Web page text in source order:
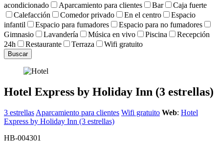
acondicionado
Aparcamiento para clientes Bar
Caja fuerte
Calefacción
Comedor privado En el centro
Espacio
infantil
Espacio para fumadores
Espacio para no fumadores
Gimnasio
Lavandería Música en vivo Piscina
Recepción
24h
Restaurante Terraza Wifi gratuito
Hotel Express by Holiday Inn (3 estrellas)
3 estrellas Aparcamiento para clientes Wifi gratuito Web: Hotel
Express by Holiday Inn (3 estrellas)
HB-004301